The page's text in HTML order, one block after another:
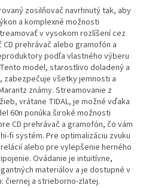
zosilňovač navrhnutý tak, aby
a komplexné možnosti
v vysokom rozlíšení cez
prehrávač alebo gramofón a
podľa vlastného výberu
model, starostlivo doladený a
zabezpečuje všetky jemnosti a
známy. Streamovanie z
vrátane TIDAL, je možné vďaka
60n ponúka široké možnosti
CD prehrávač a gramofón, čo vám
fi systém. Pre optimalizáciu zvuku
alebo pre vylepšenie herného
Ovádanie je intuitívne,
materiálov a je dostupné v
čiernej a strieborno-zlatej.